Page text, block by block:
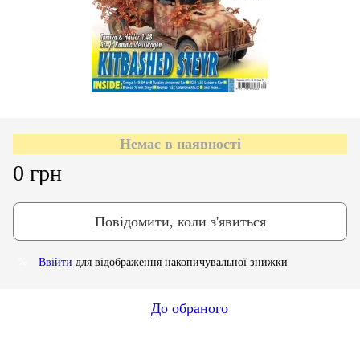
Немає в наявності
0 грн
Повідомити, коли з'явиться
Ввійти для відображення накопичувальної знижки
До обраного